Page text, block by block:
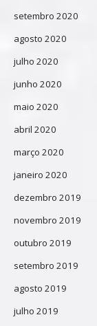
setembro 2020
agosto 2020
julho 2020
junho 2020
maio 2020
abril 2020
março 2020
janeiro 2020
dezembro 2019
novembro 2019
outubro 2019
setembro 2019
agosto 2019
julho 2019